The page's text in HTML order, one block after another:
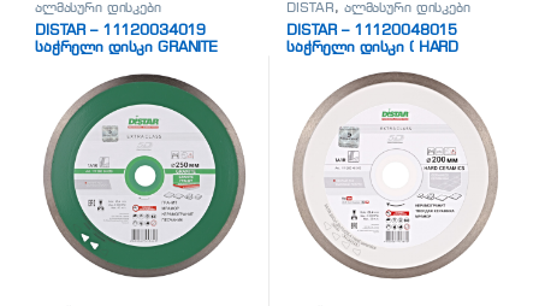
ალმასური დისკები
DISTAR – 11120034019
საჭრელი დისკი GRANITE
DISTAR, ალმასური დისკები
DISTAR – 11120048015
საჭრელი დისკი ( HARD